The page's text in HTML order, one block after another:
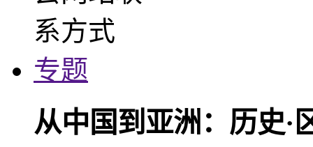
专题
从中国到亚洲：历史·